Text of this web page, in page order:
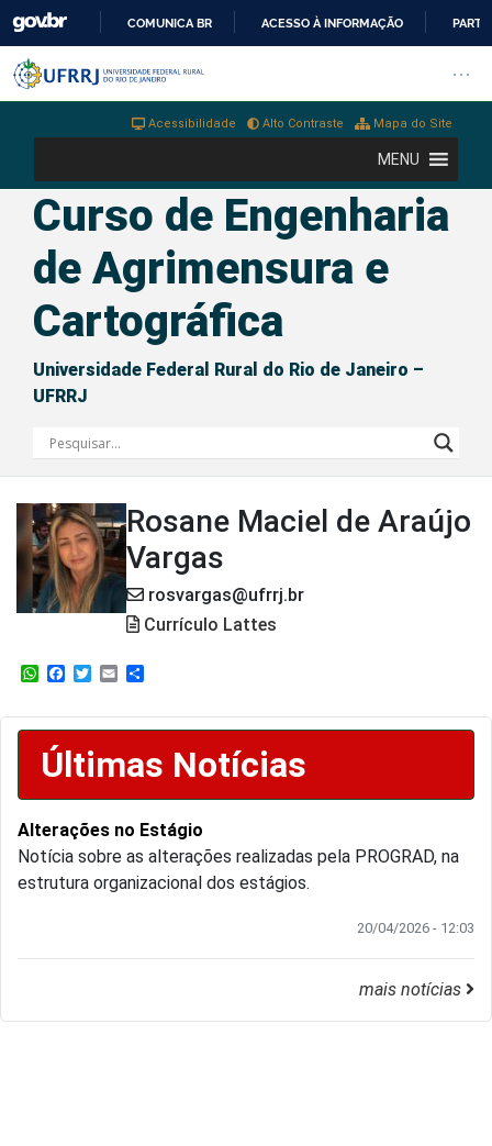
CONTEÚDO
COMUNICA BR ACESSO À INFORMAÇÃO
Pular barra institucional
Barra institucional da
Mapa do Site
Alto Contraste
Acessibilidade
MENU
Curso de Engenharia
de Agrimensura e
Cartográfica
Universidade Federal Rural do Rio de Janeiro –
UFRRJ
Rosane Maciel de Araújo
Vargas
rosvargas@ufrrj.br
Currículo Lattes
WhatsApp
Facebook
Twitter
Email
Últimas Notícias
Alterações no Estágio
Notícia sobre as alterações realizadas pela PROGRAD, na
estrutura organizacional dos estágios.
20/04/2026 - 12:03
mais notícias